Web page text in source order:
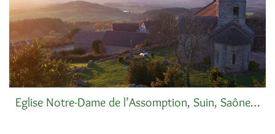
Eglise Notre-Dame de l’Assomption, Suin, Saône-et-Loire (© CEP, Y. Bosché)